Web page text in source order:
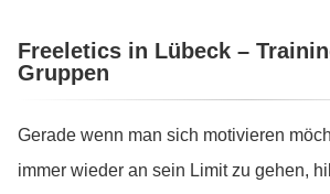
Freeletics in Lübeck –
Gruppen
Gerade wenn man sich motivieren
immer wieder an sein Limit zu gehen,